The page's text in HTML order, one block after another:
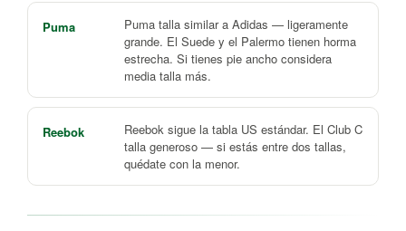
Puma
Puma talla similar a Adidas — ligeramente
grande. El Suede y el Palermo tienen horma
estrecha. Si tienes pie ancho considera
media talla más.
Reebok
Reebok sigue la tabla US estándar. El Club C
talla generoso — si estás entre dos tallas,
quédate con la menor.